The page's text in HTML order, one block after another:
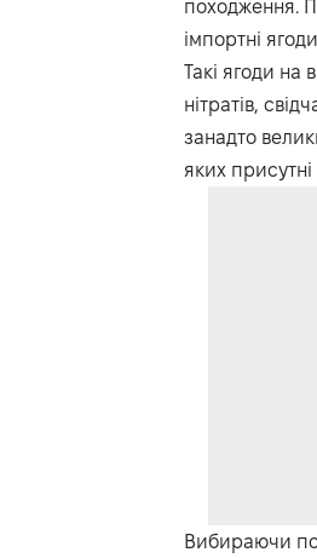
походження.
імпортні
Такі ягоди на
нітратів,
занадто
яких
Вибираючи